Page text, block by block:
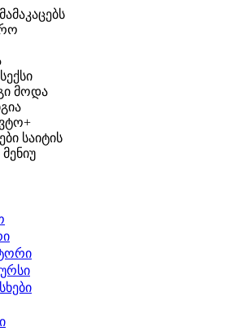
მამაკაცებს
სექსი
მოდა
საიტის